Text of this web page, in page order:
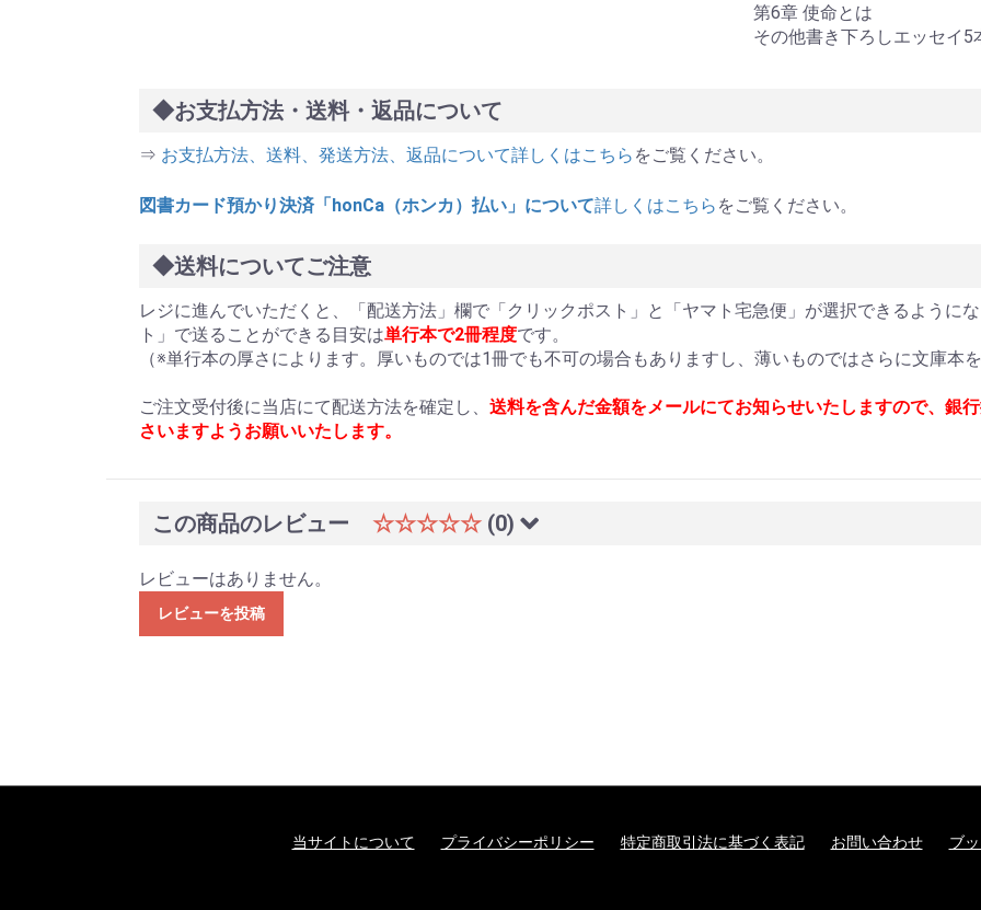
第6章 使命とは
その他書き下ろしエッセイ5
◆お支払方法・送料・返品について
⇒ お支払方法、送料、発送方法、返品について詳しくはこちら をご覧ください。
図書カード預かり決済「honCa（ホンカ）払い」について詳しくはこちら をご覧ください。
◆送料についてご注意
レジに進んでいただくと、「配送方法」欄で「クリックポスト」と「ヤマト宅急便」が選択できるように
ト」で送ることができる目安は単行本で2冊程度です。
（※単行本の厚さによります。厚いものでは1冊でも不可の場合もありますし、薄いものではさらに文庫本
ご注文受付後に当店にて配送方法を確定し、 送料を含んだ金額をメールにてお知らせいたしますので、銀
さいますようお願いいたします。
この商品のレビュー ☆☆☆☆☆ (0)
レビューはありません。
レビューを投稿
当サイトについて プライバシーポリシー 特定商取引法に基づく表記 お問い合わせ ブ